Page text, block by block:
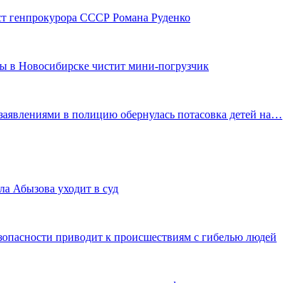
генпрокурора СССР Романа Руденко
в Новосибирске чистит мини-погрузчик
в полицию обернулась потасовка детей на…
Абызова уходит в суд
приводит к происшествиям с гибелью людей